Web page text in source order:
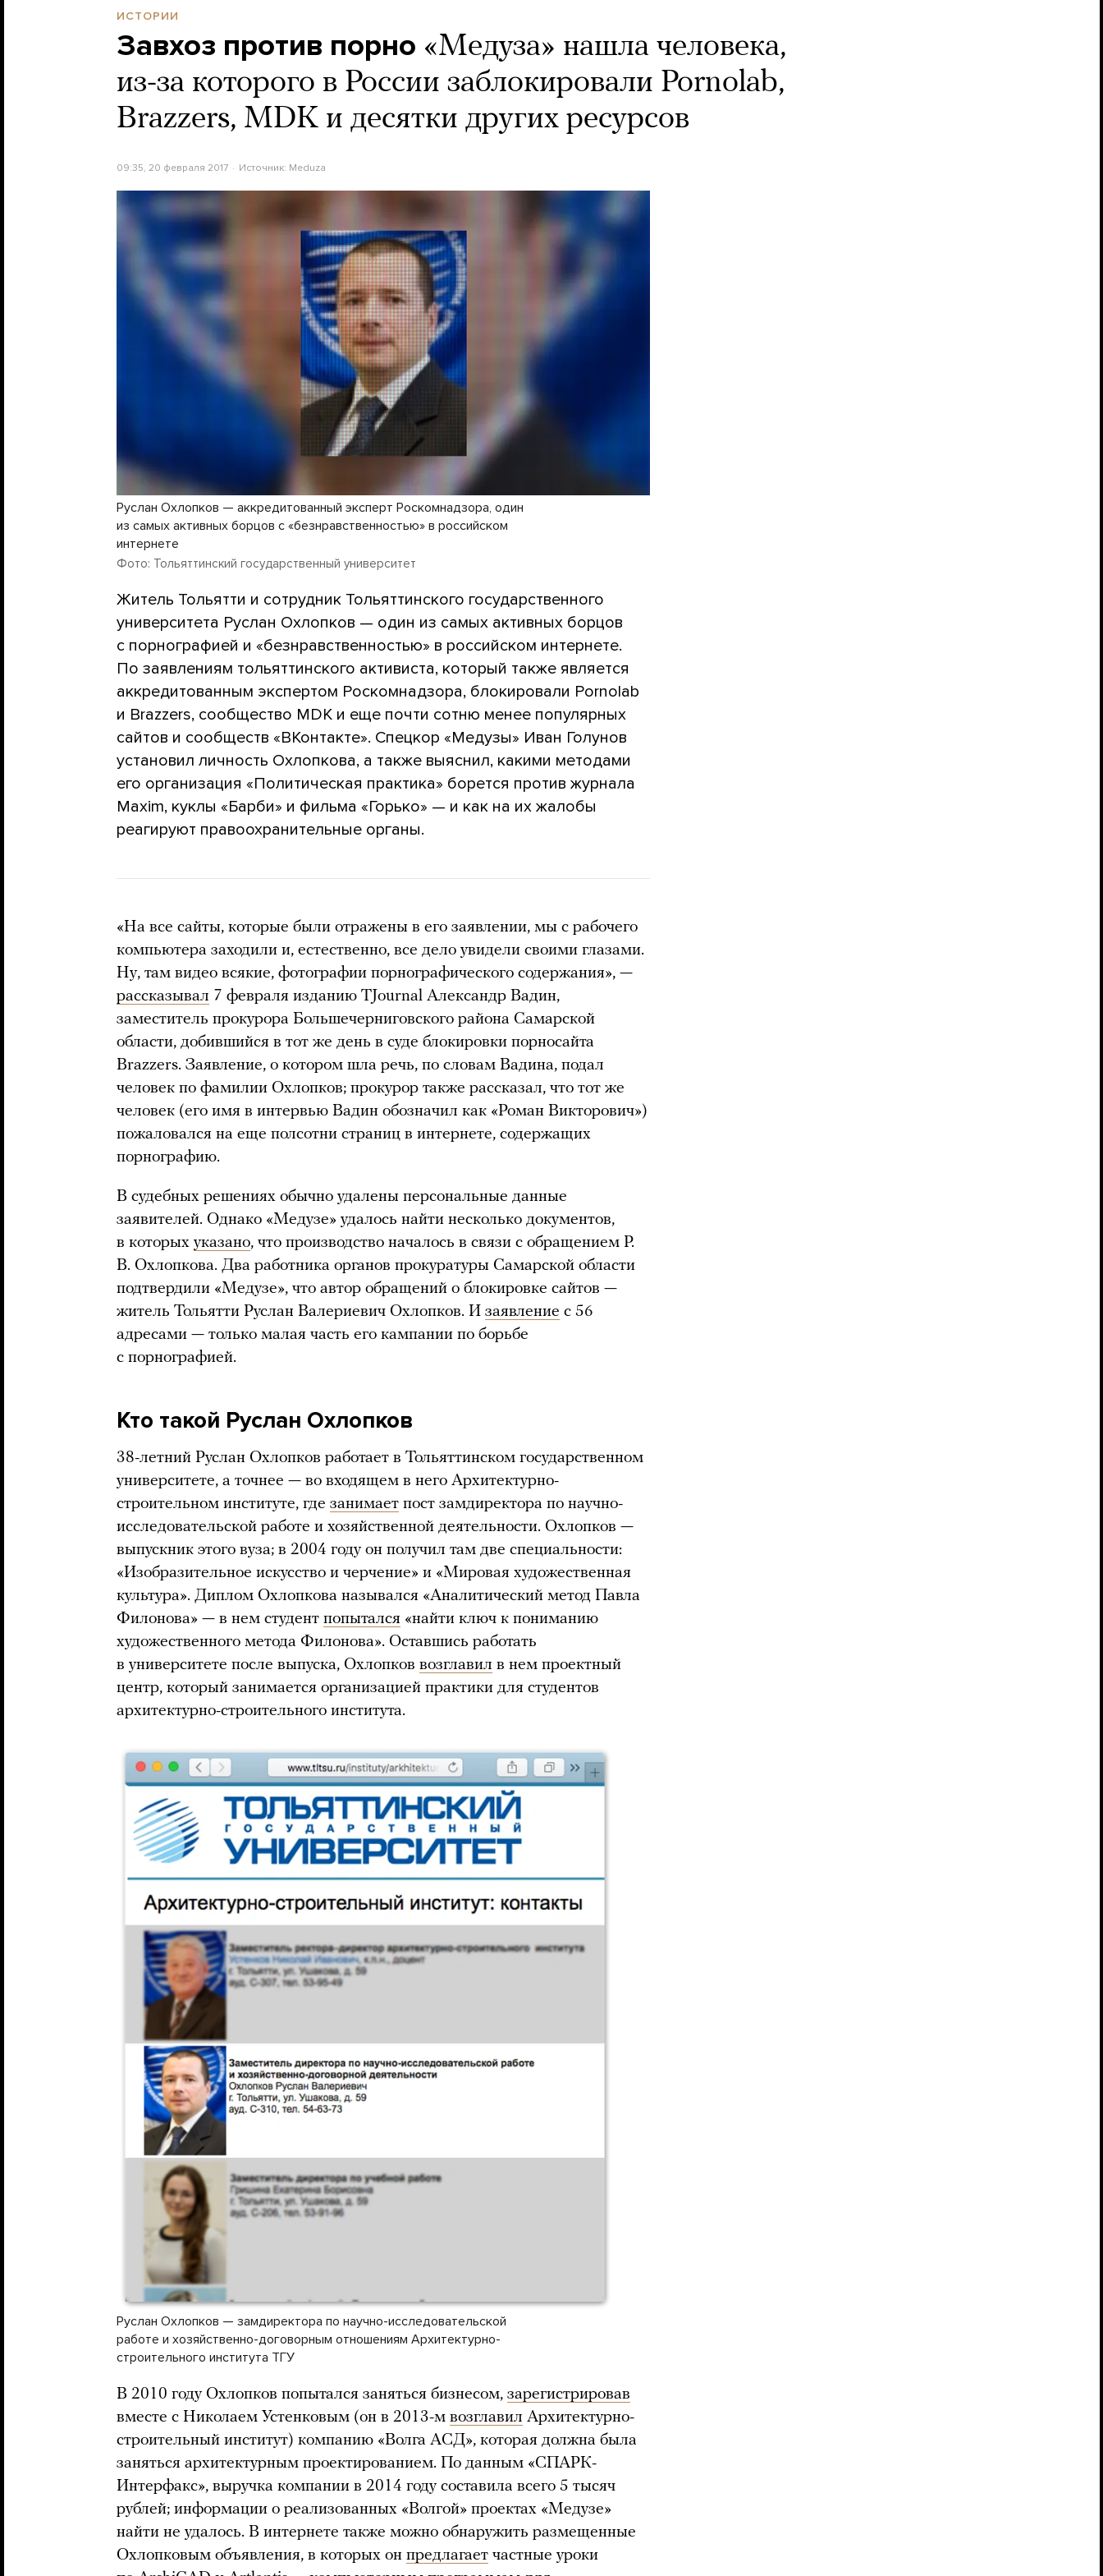
ИСТОРИИ
Завхоз против порно «Медуза» нашла человека,
из-за которого в России заблокировали Pornolab,
Brazzers, MDK и десятки других ресурсов
09:35, 20 февраля 2017 Источник: Meduza
Руслан Охлопков — аккредитованный эксперт Роскомнадзора, один
из самых активных борцов с «безнравственностью» в российском
интернете
Фото: Тольяттинский государственный университет
Житель Тольятти и сотрудник Тольяттинского государственного
университета Руслан Охлопков — один из самых активных борцов
с порнографией и «безнравственностью» в российском интернете.
По заявлениям тольяттинского активиста, который также является
аккредитованным экспертом Роскомнадзора, блокировали Pornolab
и Brazzers, сообщество MDK и еще почти сотню менее популярных
сайтов и сообществ «ВКонтакте». Спецкор «Медузы» Иван Голунов
установил личность Охлопкова, а также выяснил, какими методами
его организация «Политическая практика» борется против журнала
Maxim, куклы «Барби» и фильма «Горько» — и как на их жалобы
реагируют правоохранительные органы.
«На все сайты, которые были отражены в его заявлении, мы с рабочего
компьютера заходили и, естественно, все дело увидели своими глазами.
Ну, там видео всякие, фотографии порнографического содержания», —
рассказывал 7 февраля изданию TJournal Александр Вадин,
заместитель прокурора Большечерниговского района Самарской
области, добившийся в тот же день в суде блокировки порносайта
Brazzers. Заявление, о котором шла речь, по словам Вадина, подал
человек по фамилии Охлопков; прокурор также рассказал, что тот же
человек (его имя в интервью Вадин обозначил как «Роман Викторович»)
пожаловался на еще полсотни страниц в интернете, содержащих
порнографию.
В судебных решениях обычно удалены персональные данные
заявителей. Однако «Медузе» удалось найти несколько документов,
в которых указано, что производство началось в связи с обращением Р.
В. Охлопкова. Два работника органов прокуратуры Самарской области
подтвердили «Медузе», что автор обращений о блокировке сайтов —
житель Тольятти Руслан Валериевич Охлопков. И заявление с 56
адресами — только малая часть его кампании по борьбе
с порнографией.
Кто такой Руслан Охлопков
38-летний Руслан Охлопков работает в Тольяттинском государственном
университете, а точнее — во входящем в него Архитектурно-
строительном институте, где занимает пост замдиректора по научно-
исследовательской работе и хозяйственной деятельности. Охлопков —
выпускник этого вуза; в 2004 году он получил там две специальности:
«Изобразительное искусство и черчение» и «Мировая художественная
культура». Диплом Охлопкова назывался «Аналитический метод Павла
Филонова» — в нем студент попытался «найти ключ к пониманию
художественного метода Филонова». Оставшись работать
в университете после выпуска, Охлопков возглавил в нем проектный
центр, который занимается организацией практики для студентов
архитектурно-строительного института.
Руслан Охлопков — замдиректора по научно-исследовательской
работе и хозяйственно-договорным отношениям Архитектурно-
строительного института ТГУ
В 2010 году Охлопков попытался заняться бизнесом, зарегистрировав
вместе с Николаем Устенковым (он в 2013-м возглавил Архитектурно-
строительный институт) компанию «Волга АСД», которая должна была
заняться архитектурным проектированием. По данным «СПАРК-
Интерфакс», выручка компании в 2014 году составила всего 5 тысяч
рублей; информации о реализованных «Волгой» проектах «Медузе»
найти не удалось. В интернете также можно обнаружить размещенные
Охлопковым объявления, в которых он предлагает частные уроки